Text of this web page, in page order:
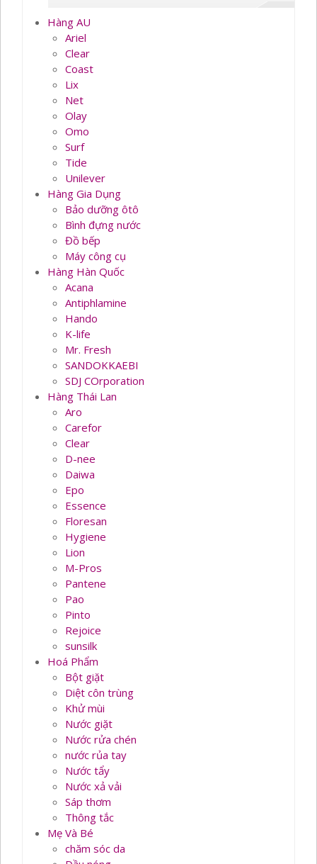
Hàng AU
Ariel
Clear
Coast
Lix
Net
Olay
Omo
Surf
Tide
Unilever
Hàng Gia Dụng
Bảo dưỡng ôtô
Bình đựng nước
Đồ bếp
Máy công cụ
Hàng Hàn Quốc
Acana
Antiphlamine
Hando
K-life
Mr. Fresh
SANDOKKAEBI
SDJ COrporation
Hàng Thái Lan
Aro
Carefor
Clear
D-nee
Daiwa
Epo
Essence
Floresan
Hygiene
Lion
M-Pros
Pantene
Pao
Pinto
Rejoice
sunsilk
Hoá Phẩm
Bột giặt
Diệt côn trùng
Khử mùi
Nước giặt
Nước rửa chén
nước rủa tay
Nước tẩy
Nước xả vải
Sáp thơm
Thông tắc
Mẹ Và Bé
chăm sóc da